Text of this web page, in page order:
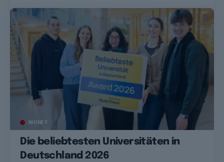
MONEY
Die beliebtesten Universitäten in
Deutschland 2026